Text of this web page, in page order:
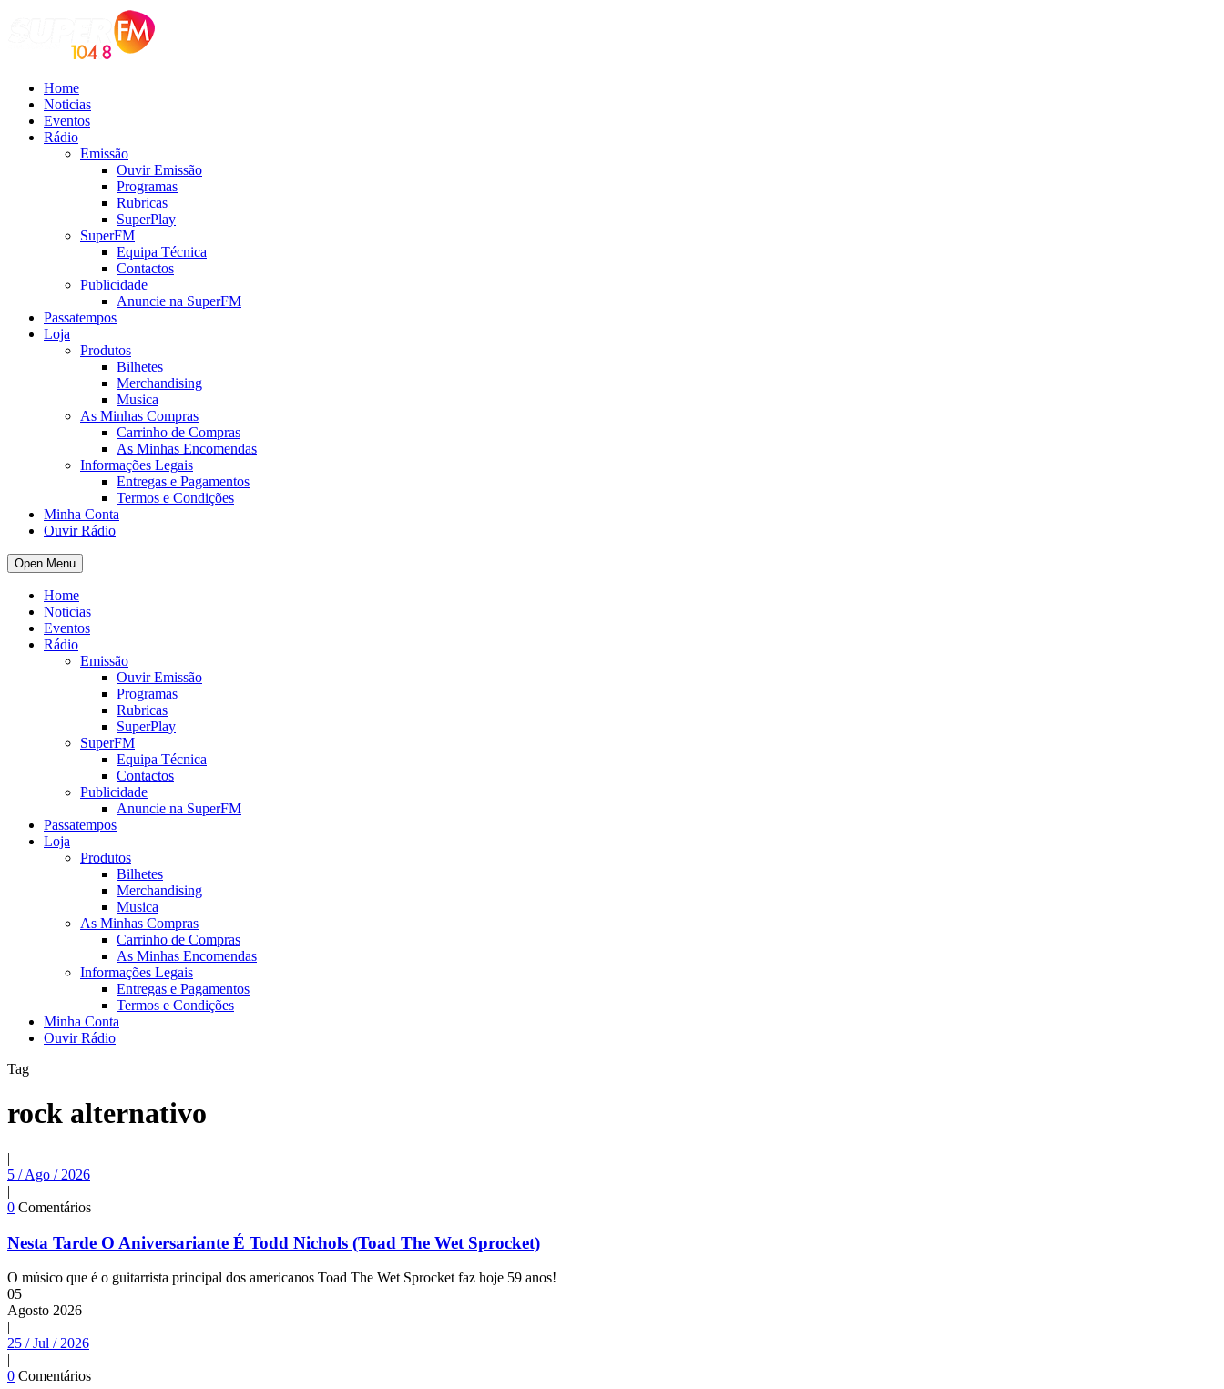
Home
Noticias
Eventos
Rádio
Emissão
Ouvir Emissão
Programas
Rubricas
SuperPlay
SuperFM
Equipa Técnica
Contactos
Publicidade
Anuncie na SuperFM
Passatempos
Loja
Produtos
Bilhetes
Merchandising
Musica
As Minhas Compras
Carrinho de Compras
As Minhas Encomendas
Informações Legais
Entregas e Pagamentos
Termos e Condições
Minha Conta
Ouvir Rádio
Open Menu
Home
Noticias
Eventos
Rádio
Emissão
Ouvir Emissão
Programas
Rubricas
SuperPlay
SuperFM
Equipa Técnica
Contactos
Publicidade
Anuncie na SuperFM
Passatempos
Loja
Produtos
Bilhetes
Merchandising
Musica
As Minhas Compras
Carrinho de Compras
As Minhas Encomendas
Informações Legais
Entregas e Pagamentos
Termos e Condições
Minha Conta
Ouvir Rádio
Tag
rock alternativo
|
5 / Ago / 2026
|
0 Comentários
Nesta Tarde O Aniversariante É Todd Nichols (Toad The Wet Sprocket)
O músico que é o guitarrista principal dos americanos Toad The Wet Sprocket faz hoje 59 anos!
05
Agosto 2026
|
25 / Jul / 2026
|
0 Comentários